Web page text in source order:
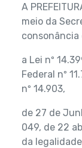
A
meio da
consonância
a Lei nº
Federal nº
nº 14.903,
de 27 de
049, de 22
da